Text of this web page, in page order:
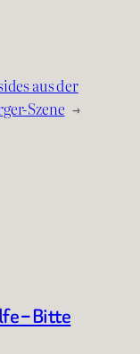
aus der
Szene →
– Bitte